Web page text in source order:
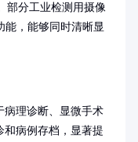
部分工业检测用摄像
能，能够同时清晰显
病理诊断、显微手术
和病例存档，显著提